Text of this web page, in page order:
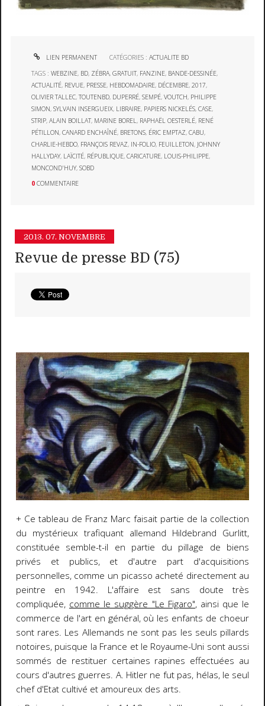
LIEN PERMANENT CATÉGORIES :ACTUALITE BD
TAGS :WEBZINE, BD, ZÉBRA,GRATUIT, FANZINE, BANDE-DESSINÉE,
ACTUALITÉ, REVUE, PRESSE, HEBDOMADAIRE, DÉCEMBRE,2017,
OLIVIER TALLEC,TOUTENBD, DUPERRÉ,SEMPÉ,VOUTCH, PHILIPPE
SIMON,SYLVAIN INSERGUEIX, LIBRAIRE, PAPIERS NICKELÉS,CASE,
STRIP,ALAIN BOILLAT, MARINE BOREL, RAPHAËL OESTERLÉ, RENÉ
PÉTILLON,CANARD ENCHAÎNÉ, BRETONS, ÉRIC EMPTAZ,CABU,
CHARLIE-HEBDO, FRANÇOIS REVAZ, IN-FOLIO, FEUILLETON, JOHNNY
HALLYDAY, LAÏCITÉ, RÉPUBLIQUE,CARICATURE, LOUIS-PHILIPPE,
MONCOND'HUY,SOBD
0 COMMENTAIRE
2013. 07. NOVEMBRE
Revue de presse BD (75)
+ Ce tableau de Franz Marc faisait partie de la collection
du mystérieux trafiquant allemand Hildebrand Gurlitt,
constituée semble-t-il en partie du pillage de biens
privés et publics, et d'autre part d'acquisitions
personnelles, comme un picasso acheté directement au
peintre en 1942. L'affaire est sans doute très
compliquée, comme le suggère "Le Figaro", ainsi que le
commerce de l'art en général, où les enfants de choeur
sont rares. Les Allemands ne sont pas les seuls pillards
notoires, puisque la France et le Royaume-Uni sont aussi
sommés de restituer certaines rapines effectuées au
cours d'autres guerres. A. Hitler ne fut pas, hélas, le seul
chef d'Etat cultivé et amoureux des arts.